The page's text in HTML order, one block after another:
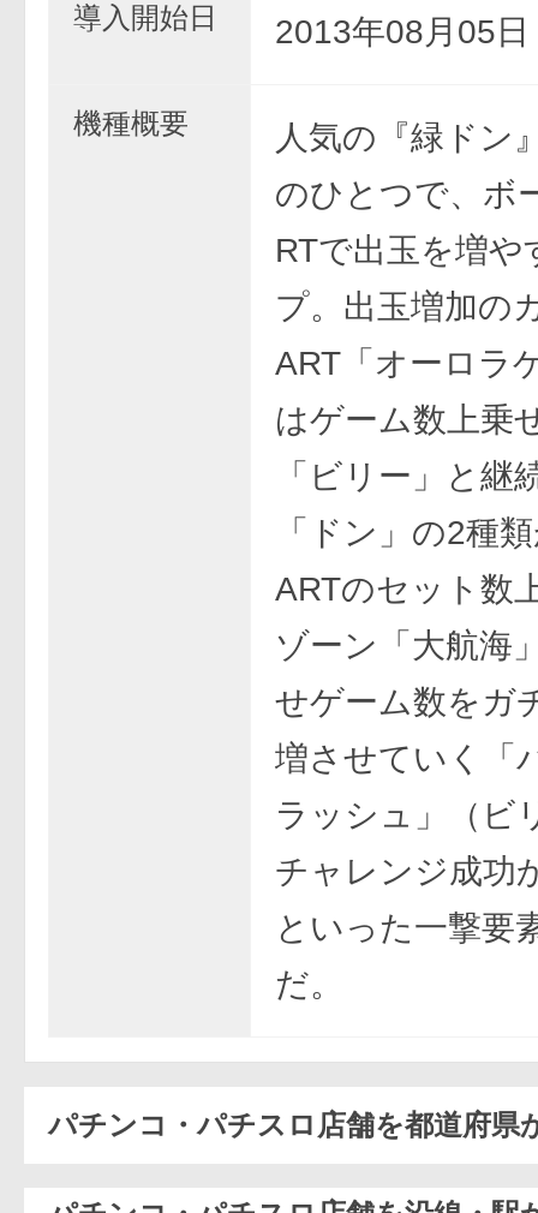
導入開始日 2013年08月05日
機種概要
人気の『緑ドン
のひとつで、ボ
RTで出玉を増や
プ。出玉増加の
ART「オーロラ
はゲーム数上乗
「ビリー」と継
「ドン」の2種
ARTのセット数
ゾーン「大航海
せゲーム数をガ
増させていく「
ラッシュ」（ビ
チャレンジ成功
といった一撃要
だ。
パチンコ・パチスロ店舗を都道府県